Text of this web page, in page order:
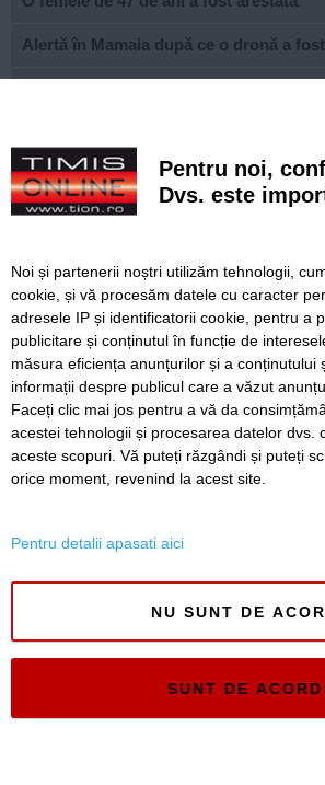
Alertă în Mamaia după ce o dronă a
Canicula continuă în Timiș. Direcția de
distribuie apă și alimente persoanelor
PSD îl amenință, de la București, pe
Un copil din Hunedoara, amenințat cu
său
Atenție la mesajele SMS false privind
SERVICII Redactia
Folosinta
Timiș Online
Pentru noi,
Dvs. este
Noi și partenerii noștri utilizăm tehnologii,
cookie, și vă procesăm datele cu caracter
adresele IP și identificatorii cookie, pentru a
publicitare și conținutul în funcție de
măsura eficiența anunțurilor și a conținutului
informații despre publicul care a văzut
Faceți clic mai jos pentru a vă da
acestei tehnologii și procesarea datelor dvs.
aceste scopuri. Vă puteți răzgândi și puteți
orice moment, revenind la acest site.
Pentru detalii apasati aici
NU SUNT DE
SUNT DE ACORD